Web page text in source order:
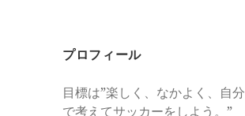
プロフィール
目標は”楽しく、なかよく、自分
で考えてサッカーをしよう。”